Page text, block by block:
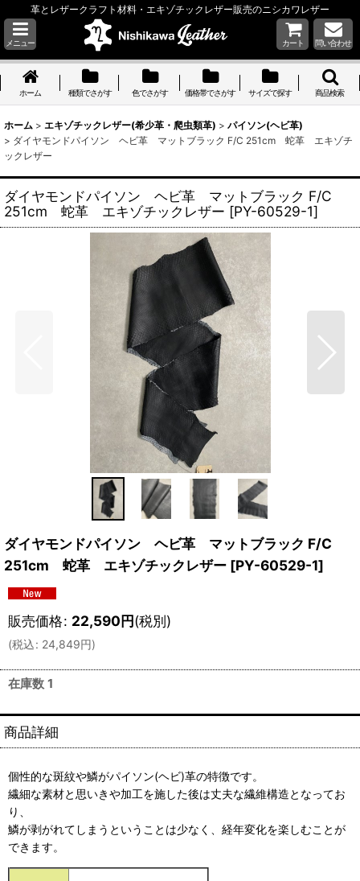
革とレザークラフト材料・エキゾチックレザー販売のニシカワレザー
メニュー カート 問い合わせ
ホーム 種類でさがす 色でさがす 価格帯でさがす サイズで探す 商品検索
ホーム > エキゾチックレザー(希少革・爬虫類革) > パイソン(ヘビ革)
> ダイヤモンドパイソン ヘビ革 マットブラック F/C 251cm 蛇革 エキゾチ
ックレザー
ダイヤモンドパイソン ヘビ革 マットブラック F/C
251cm 蛇革 エキゾチックレザー [PY-60529-1]
ダイヤモンドパイソン ヘビ革 マットブラック F/C
251cm 蛇革 エキゾチックレザー [PY-60529-1]
販売価格: 22,590円(税別)
(税込: 24,849円)
在庫数 1
商品詳細
個性的な斑紋や鱗がパイソン(ヘビ)革の特徴です。
繊細な素材と思いきや加工を施した後は丈夫な繊維構造となってお
り、
鱗が剥がれてしまうということは少なく、経年変化を楽しむことが
できます。